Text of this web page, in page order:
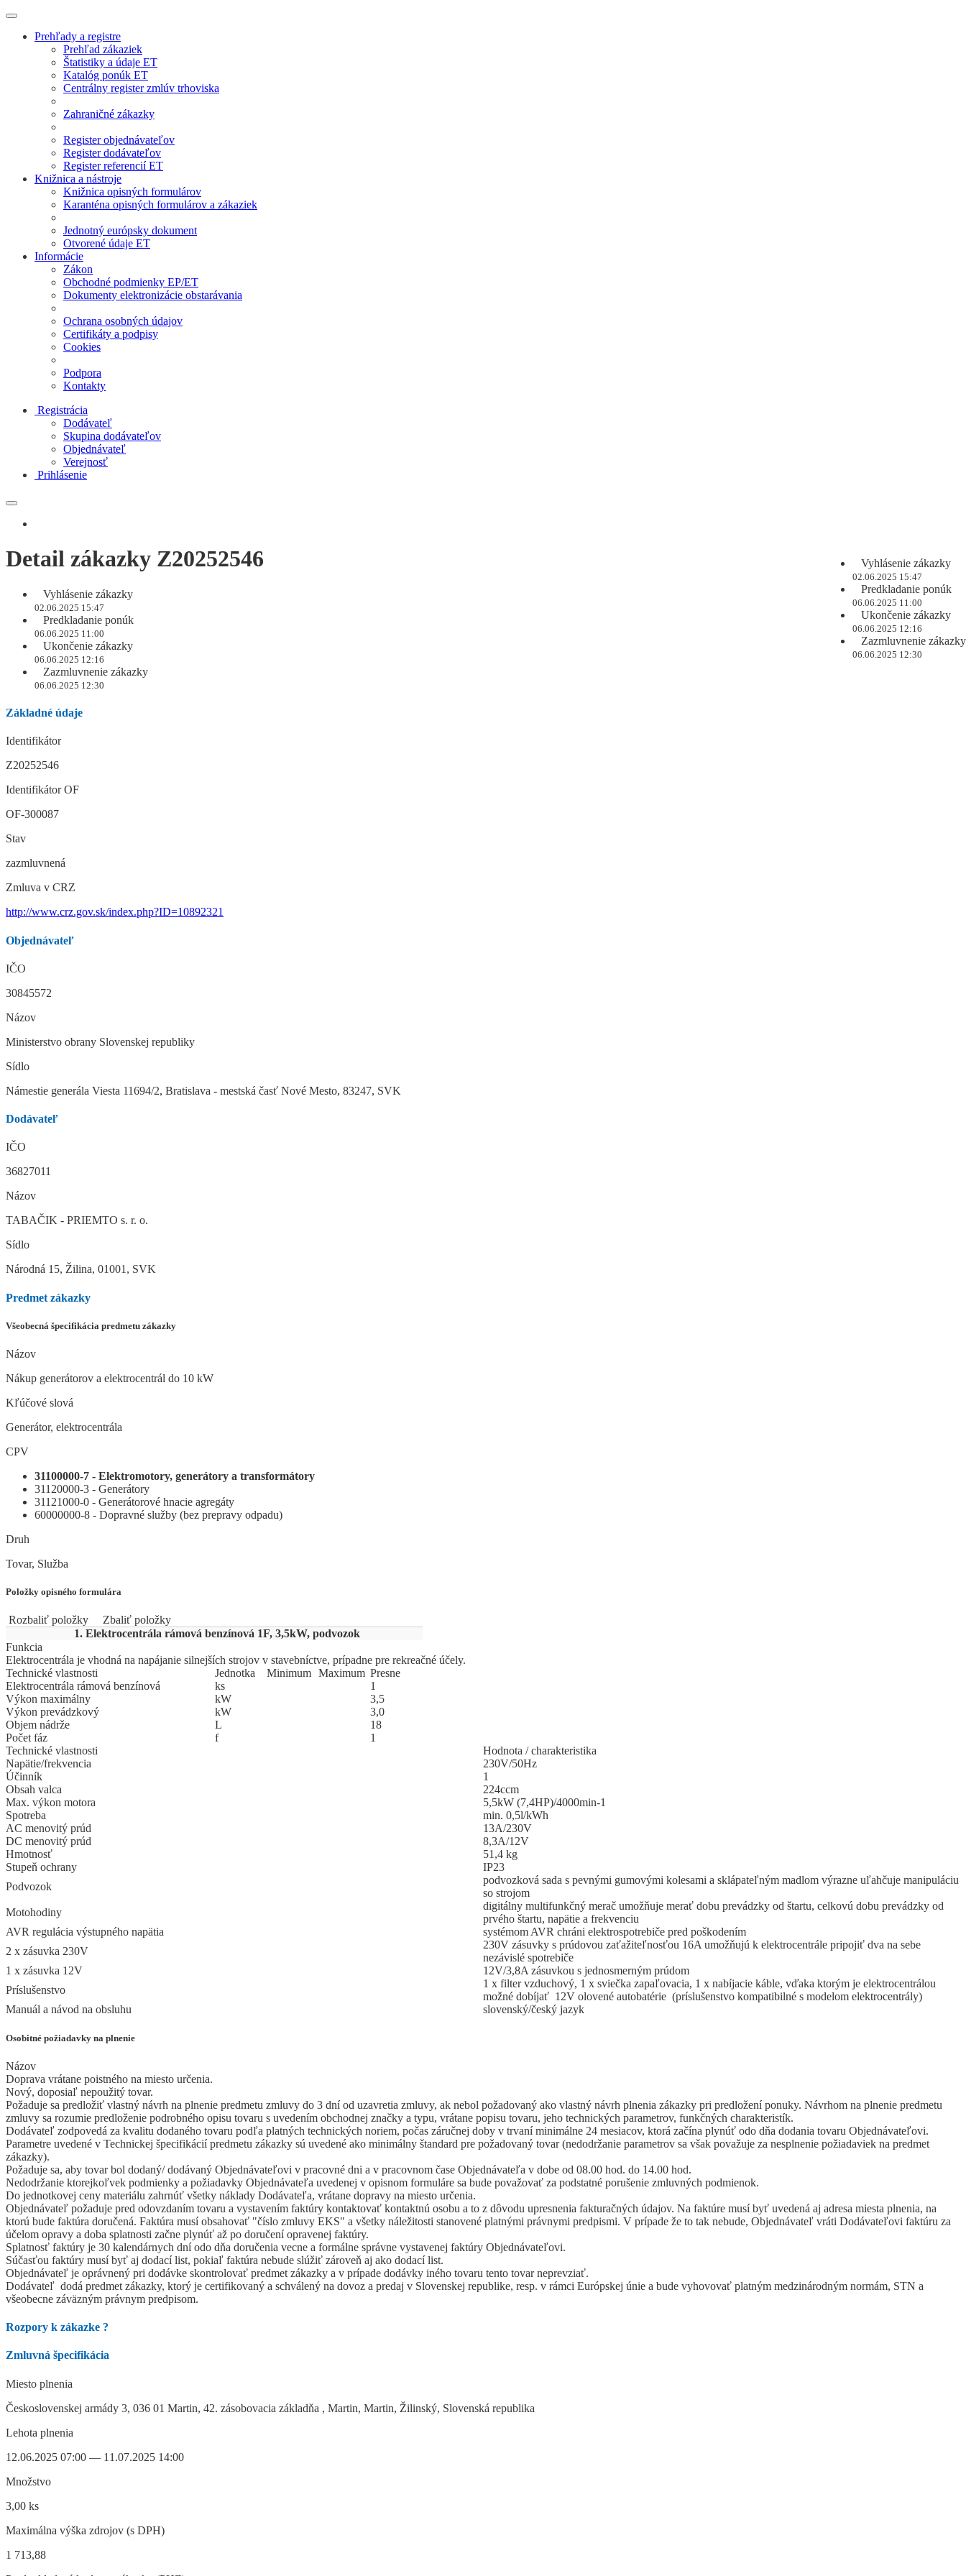
Prehľady a registre
Prehľad zákaziek
Štatistiky a údaje ET
Katalóg ponúk ET
Centrálny register zmlúv trhoviska
Zahraničné zákazky
Register objednávateľov
Register dodávateľov
Register referencií ET
Knižnica a nástroje
Knižnica opisných formulárov
Karanténa opisných formulárov a zákaziek
Jednotný európsky dokument
Otvorené údaje ET
Informácie
Zákon
Obchodné podmienky EP/ET
Dokumenty elektronizácie obstarávania
Ochrana osobných údajov
Certifikáty a podpisy
Cookies
Podpora
Kontakty
Registrácia
Dodávateľ
Skupina dodávateľov
Objednávateľ
Verejnosť
Prihlásenie
Vyhlásenie zákazky
02.06.2025 15:47
Predkladanie ponúk
06.06.2025 11:00
Ukončenie zákazky
06.06.2025 12:16
Zazmluvnenie zákazky
06.06.2025 12:30
Detail zákazky Z20252546
Vyhlásenie zákazky
02.06.2025 15:47
Predkladanie ponúk
06.06.2025 11:00
Ukončenie zákazky
06.06.2025 12:16
Zazmluvnenie zákazky
06.06.2025 12:30
Základné údaje
Identifikátor
Z20252546
Identifikátor OF
OF-300087
Stav
zazmluvnená
Zmluva v CRZ
http://www.crz.gov.sk/index.php?ID=10892321
Objednávateľ
IČO
30845572
Názov
Ministerstvo obrany Slovenskej republiky
Sídlo
Námestie generála Viesta 11694/2, Bratislava - mestská časť Nové Mesto, 83247, SVK
Dodávateľ
IČO
36827011
Názov
TABAČIK - PRIEMTO s. r. o.
Sídlo
Národná 15, Žilina, 01001, SVK
Predmet zákazky
Všeobecná špecifikácia predmetu zákazky
Názov
Nákup generátorov a elektrocentrál do 10 kW
Kľúčové slová
Generátor, elektrocentrála
CPV
31100000-7 - Elektromotory, generátory a transformátory
31120000-3 - Generátory
31121000-0 - Generátorové hnacie agregáty
60000000-8 - Dopravné služby (bez prepravy odpadu)
Druh
Tovar, Služba
Položky opisného formulára
Rozbaliť položky
Zbaliť položky
1. Elektrocentrála rámová benzínová 1F, 3,5kW, podvozok
Funkcia
Elektrocentrála je vhodná na napájanie silnejších strojov v stavebníctve, prípadne pre rekreačné účely.
Technické vlastnosti
Jed­not­ka Mi­ni­mum Ma­xi­mum Pres­ne
Elektrocentrála rámová benzínová
ks
1
Výkon maximálny
kW
3,5
Výkon prevádzkový
kW
3,0
Objem nádrže
L
18
Počet fáz
f
1
Technické vlastnosti
Hodnota / charakteristika
Napätie/frekvencia
230V/50Hz
Účinník
1
Obsah valca
224ccm
Max. výkon motora
5,5kW (7,4HP)/4000min-1
Spotreba
min. 0,5l/kWh
AC menovitý prúd
13A/230V
DC menovitý prúd
8,3A/12V
Hmotnosť
51,4 kg
Stupeň ochrany
IP23
Podvozok
podvozková sada s pevnými gumovými kolesami a sklápateľným madlom výrazne uľahčuje manipuláciu
so strojom
Motohodiny
digitálny multifunkčný merač umožňuje merať dobu prevádzky od štartu, celkovú dobu prevádzky od
prvého štartu, napätie a frekvenciu
AVR regulácia výstupného napätia
systémom AVR chráni elektrospotrebiče pred poškodením
2 x zásuvka 230V
230V zásuvky s prúdovou zaťažiteľnosťou 16A umožňujú k elektrocentrále pripojiť dva na sebe
nezávislé spotrebiče
1 x zásuvka 12V
12V/3,8A zásuvkou s jednosmerným prúdom
Príslušenstvo
1 x filter vzduchový, 1 x sviečka zapaľovacia, 1 x nabíjacie káble, vďaka ktorým je elektrocentrálou
možné dobíjať 12V olovené autobatérie (príslušenstvo kompatibilné s modelom elektrocentrály)
Manuál a návod na obsluhu
slovenský/český jazyk
Osobitné požiadavky na plnenie
Názov
Doprava vrátane poistného na miesto určenia.
Nový, doposiaľ nepoužitý tovar.
Požaduje sa predložiť vlastný návrh na plnenie predmetu zmluvy do 3 dní od uzavretia zmluvy, ak nebol požadovaný ako vlastný návrh plnenia zákazky pri predložení ponuky. Návrhom na plnenie predmetu
zmluvy sa rozumie predloženie podrobného opisu tovaru s uvedením obchodnej značky a typu, vrátane popisu tovaru, jeho technických parametrov, funkčných charakteristík.
Dodávateľ zodpovedá za kvalitu dodaného tovaru podľa platných technických noriem, počas záručnej doby v trvaní minimálne 24 mesiacov, ktorá začína plynúť odo dňa dodania tovaru Objednávateľovi.
Parametre uvedené v Technickej špecifikácií predmetu zákazky sú uvedené ako minimálny štandard pre požadovaný tovar (nedodržanie parametrov sa však považuje za nesplnenie požiadaviek na predmet
zákazky).
Požaduje sa, aby tovar bol dodaný/ dodávaný Objednávateľovi v pracovné dni a v pracovnom čase Objednávateľa v dobe od 08.00 hod. do 14.00 hod.
Nedodržanie ktorejkoľvek podmienky a požiadavky Objednávateľa uvedenej v opisnom formuláre sa bude považovať za podstatné porušenie zmluvných podmienok.
Do jednotkovej ceny materiálu zahrnúť všetky náklady Dodávateľa, vrátane dopravy na miesto určenia.
Objednávateľ požaduje pred odovzdaním tovaru a vystavením faktúry kontaktovať kontaktnú osobu a to z dôvodu upresnenia fakturačných údajov. Na faktúre musí byť uvedená aj adresa miesta plnenia, na
ktorú bude faktúra doručená. Faktúra musí obsahovať "číslo zmluvy EKS" a všetky náležitosti stanovené platnými právnymi predpismi. V prípade že to tak nebude, Objednávateľ vráti Dodávateľovi faktúru za
účelom opravy a doba splatnosti začne plynúť až po doručení opravenej faktúry.
Splatnosť faktúry je 30 kalendárnych dní odo dňa doručenia vecne a formálne správne vystavenej faktúry Objednávateľovi.
Súčasťou faktúry musí byť aj dodací list, pokiaľ faktúra nebude slúžiť zároveň aj ako dodací list.
Objednávateľ je oprávnený pri dodávke skontrolovať predmet zákazky a v prípade dodávky iného tovaru tento tovar neprevziať.
Dodávateľ dodá predmet zákazky, ktorý je certifikovaný a schválený na dovoz a predaj v Slovenskej republike, resp. v rámci Európskej únie a bude vyhovovať platným medzinárodným normám, STN a
všeobecne záväzným právnym predpisom.
Rozpory k zákazke ?
Zmluvná špecifikácia
Miesto plnenia
Československej armády 3, 036 01 Martin, 42. zásobovacia základňa , Martin, Martin, Žilinský, Slovenská republika
Lehota plnenia
12.06.2025 07:00 — 11.07.2025 14:00
Množstvo
3,00 ks
Maximálna výška zdrojov (s DPH)
1 713,88